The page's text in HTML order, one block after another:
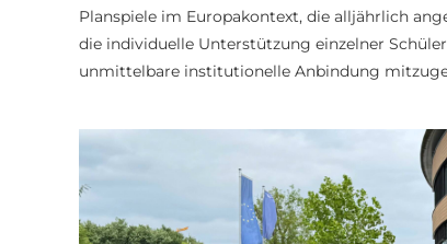
Planspiele im Europakontext, die alljährlich
die individuelle Unterstützung einzelner
unmittelbare institutionelle Anbindung